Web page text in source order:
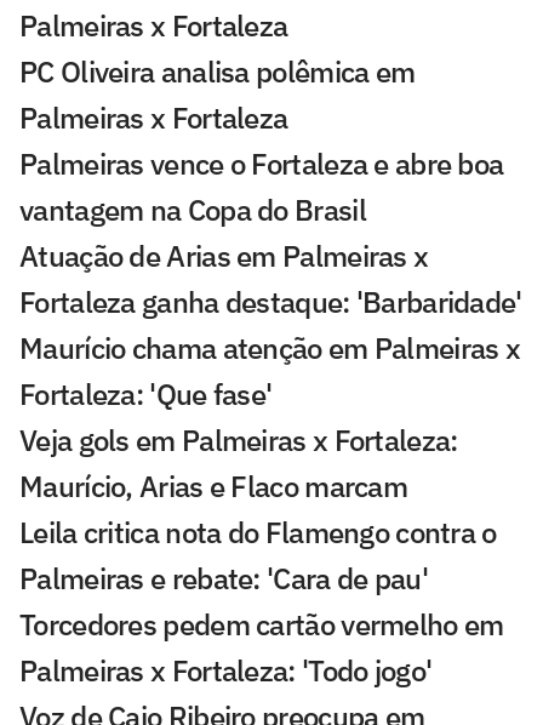
Palmeiras x Fortaleza
PC Oliveira analisa polêmica em
Palmeiras x Fortaleza
Palmeiras vence o Fortaleza e abre boa
vantagem na Copa do Brasil
Atuação de Arias em Palmeiras x
Fortaleza ganha destaque: 'Barbaridade'
Maurício chama atenção em Palmeiras x
Fortaleza: 'Que fase'
Veja gols em Palmeiras x Fortaleza:
Maurício, Arias e Flaco marcam
Leila critica nota do Flamengo contra o
Palmeiras e rebate: 'Cara de pau'
Torcedores pedem cartão vermelho em
Palmeiras x Fortaleza: 'Todo jogo'
Voz de Caio Ribeiro preocupa em